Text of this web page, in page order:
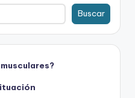
Buscar